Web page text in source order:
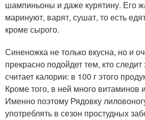
шампиньоны и даже курятину. Его
маринуют, варят, сушат, то есть
кроме сырого.
Синеножка не только вкусна, но и
прекрасно подойдет тем, кто
считает калории: в 100 г этого
Кроме того, в ней много витаминов
Именно поэтому Рядовку
употреблять в сезон простудных